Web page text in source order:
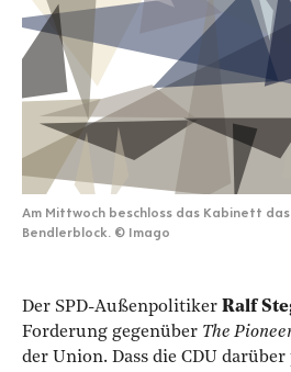
Am Mittwoch beschloss das Kabinett
Bendlerblock. © Imago
Der SPD-Außenpolitiker Ralf
Forderung gegenüber The
der Union. Dass die CDU